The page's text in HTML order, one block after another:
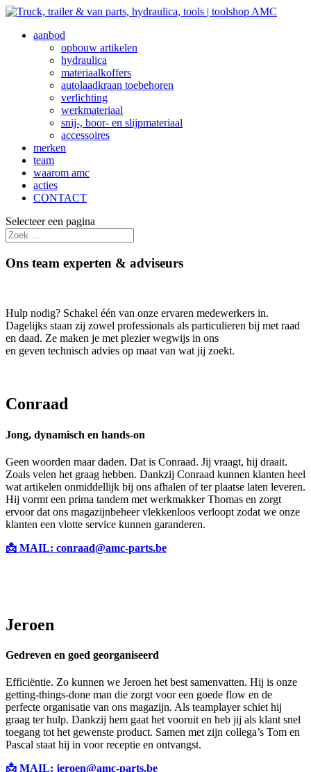
aanbod
opbouw artikelen
hydraulica
materiaalkoffers
autolaadkraan toebehoren
verlichting
werkmateriaal
snij-, boor- en slijpmateriaal
accessoires
merken
team
waarom amc
acties
CONTACT
Selecteer een pagina
Ons team experten & adviseurs
Hulp nodig? Schakel één van onze ervaren medewerkers in.
Dagelijks staan zij zowel professionals als particulieren bij met raad
en daad. Ze maken je met plezier wegwijs in ons
en geven technisch advies op maat van wat jij zoekt.
Conraad
Jong, dynamisch en hands-on
Geen woorden maar daden. Dat is Conraad. Jij vraagt, hij draait.
Zoals velen het graag hebben. Dankzij Conraad kunnen klanten heel
wat artikelen onmiddellijk bij ons afhalen of ter plaatse laten leveren.
Hij vormt een prima tandem met werkmakker Thomas en zorgt
ervoor dat ons magazijnbeheer vlekkenloos verloopt zodat we onze
klanten een vlotte service kunnen garanderen.
📩 MAIL: conraad@amc-parts.be
Jeroen
Gedreven en goed georganiseerd
Efficiëntie. Zo kunnen we Jeroen het best samenvatten. Hij is onze
getting-things-done man die zorgt voor een goede flow en de
perfecte organisatie van ons magazijn. Als teamplayer schiet hij
graag ter hulp. Dankzij hem gaat het vooruit en heb jij als klant snel
toegang tot het gewenste product. Samen met zijn collega’s Tom en
Pascal staat hij in voor receptie en ontvangst.
📩 MAIL: jeroen@amc-parts.be